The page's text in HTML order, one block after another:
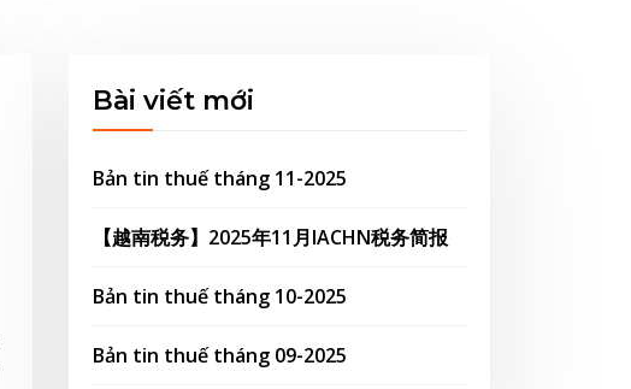
Bài viết mới
Bản tin thuế tháng 11-2025
【越南税务】2025年11月IACHN税务简报
Bản tin thuế tháng 10-2025
Bản tin thuế tháng 09-2025